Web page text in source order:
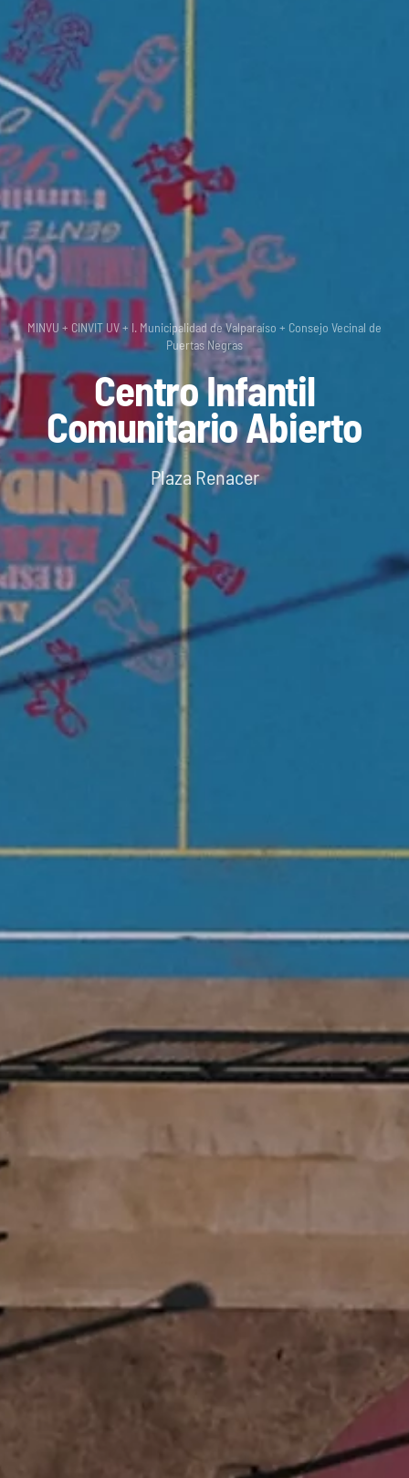
MINVU + CINVIT UV + I. Municipalidad de Valparaíso + Consejo Vecinal de
Puertas Negras
Centro Infantil
Comunitario Abierto
Plaza Renacer